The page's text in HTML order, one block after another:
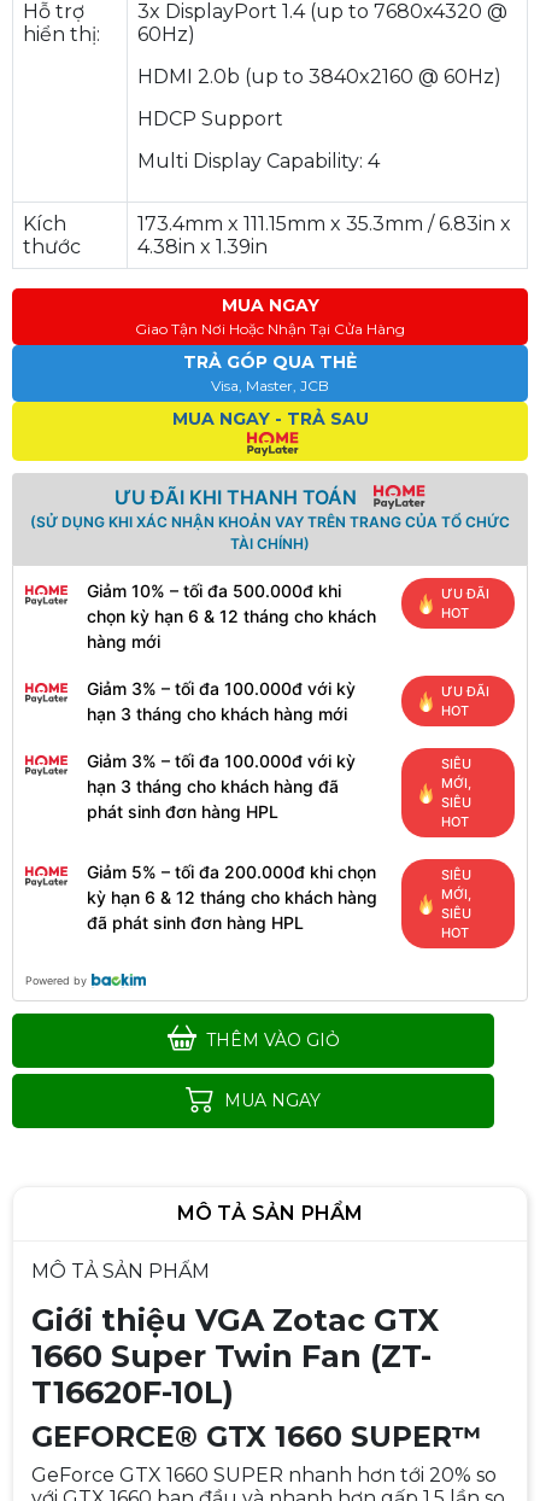
Hỗ trợ
hiển thị:
3x DisplayPort 1.4 (up to 7680x4320 @
60Hz)
HDMI 2.0b (up to 3840x2160 @ 60Hz)
HDCP Support
Multi Display Capability: 4
Kích
thước
173.4mm x 111.15mm x 35.3mm / 6.83in x
4.38in x 1.39in
MUA NGAY
Giao Tận Nơi Hoặc Nhận Tại Cửa Hàng
TRẢ GÓP QUA THẺ
Visa, Master, JCB
MUA NGAY - TRẢ SAU
ƯU ĐÃI KHI THANH TOÁN
(SỬ DỤNG KHI XÁC NHẬN KHOẢN VAY TRÊN TRANG CỦA TỔ CHỨC
TÀI CHÍNH)
Giảm 10% – tối đa 500.000đ khi
chọn kỳ hạn 6 & 12 tháng cho khách
hàng mới
ƯU ĐÃI
HOT
Giảm 3% – tối đa 100.000đ với kỳ
hạn 3 tháng cho khách hàng mới
ƯU ĐÃI
HOT
Giảm 3% – tối đa 100.000đ với kỳ
hạn 3 tháng cho khách hàng đã
phát sinh đơn hàng HPL
SIÊU
MỚI,
SIÊU
HOT
Giảm 5% – tối đa 200.000đ khi chọn
kỳ hạn 6 & 12 tháng cho khách hàng
đã phát sinh đơn hàng HPL
SIÊU
MỚI,
SIÊU
HOT
Powered by
THÊM VÀO GIỎ
MUA NGAY
MÔ TẢ SẢN PHẨM
MÔ TẢ SẢN PHẨM
Giới thiệu VGA Zotac GTX
1660 Super Twin Fan (ZT-
T16620F-10L)
GEFORCE® GTX 1660 SUPER™
GeForce GTX 1660 SUPER nhanh hơn tới 20% so